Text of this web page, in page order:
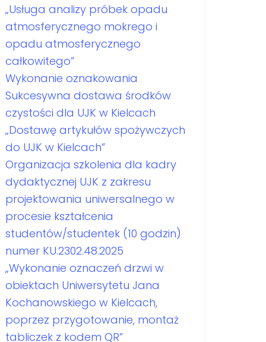
„Usługa analizy próbek opadu
atmosferycznego mokrego i
opadu atmosferycznego
całkowitego”
Wykonanie oznakowania
Sukcesywna dostawa środków
czystości dla UJK w Kielcach
„Dostawę artykułów spożywczych
do UJK w Kielcach”
Organizacja szkolenia dla kadry
dydaktycznej UJK z zakresu
projektowania uniwersalnego w
procesie kształcenia
studentów/studentek (10 godzin)
numer KU.2302.48.2025
„Wykonanie oznaczeń drzwi w
obiektach Uniwersytetu Jana
Kochanowskiego w Kielcach,
poprzez przygotowanie, montaż
tabliczek z kodem QR”